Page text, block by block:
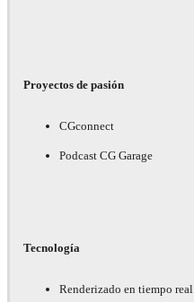
Proyectos de pasión
CGconnect
Podcast CG Garage
Tecnología
Renderizado en tiempo real